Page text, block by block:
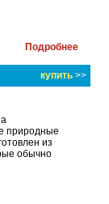
Подробнее
купить >>
природные
из
обычно